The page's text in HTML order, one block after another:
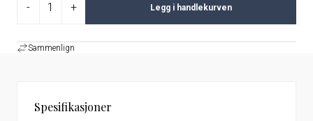
- + Legg i handlekurven
Sammenlign
Spesifikasjoner